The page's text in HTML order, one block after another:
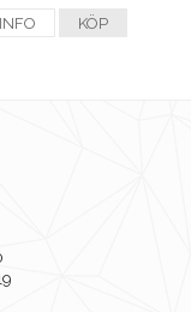
INFO KÖP